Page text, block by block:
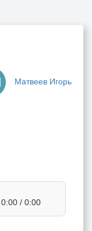
Матвеев Игорь
0:00 / 0:00